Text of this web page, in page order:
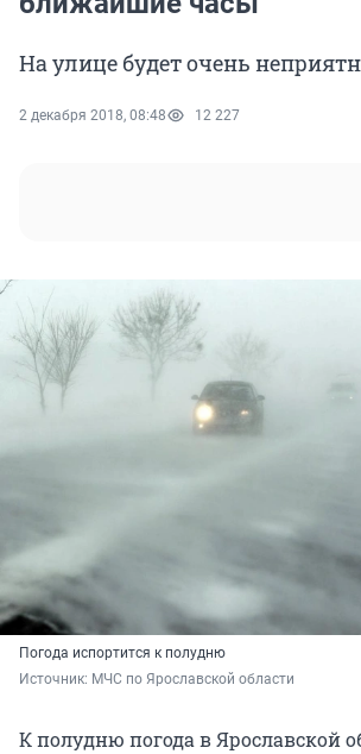
На улице будет очень
2 декабря 2018, 08:48 12 227
Погода испортится к полудню
Источник: МЧС по Ярославской области
К полудню погода в Ярославской